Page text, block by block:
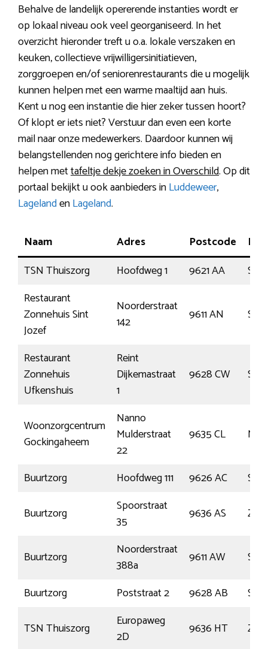
Behalve de landelijk opererende instanties wordt er
op lokaal niveau ook veel georganiseerd. In het
overzicht hieronder treft u o.a. lokale verszaken en
keuken, collectieve vrijwilligersinitiatieven,
zorggroepen en/of seniorenrestaurants die u mogelijk
kunnen helpen met een warme maaltijd aan huis.
Kent u nog een instantie die hier zeker tussen hoort?
Of klopt er iets niet? Verstuur dan even een korte
mail naar onze medewerkers. Daardoor kunnen wij
belangstellenden nog gerichtere info bieden en
helpen mettafeltje dekje zoeken in Overschild. Op dit
portaal bekijkt u ook aanbieders inLuddeweer,
LagelandenLageland.
Naam Adres Postcode
TSN Thuiszorg
Hoofdweg 1 9621 AA
Restaurant
Zonnehuis Sint
Jozef
Noorderstraat
142
9611 AN
Restaurant
Zonnehuis
Ufkenshuis
Reint
Dijkemastraat
1
9628 CW
Woonzorgcentrum
Gockingaheem
Nanno
Mulderstraat
22
9635 CL
Buurtzorg Hoofdweg 111 9626 AC
Buurtzorg
Spoorstraat
35
9636 AS
Buurtzorg
Noorderstraat
388a
9611 AW
Buurtzorg
Poststraat 2 9628 AB
TSN Thuiszorg
Europaweg
2D
9636 HT